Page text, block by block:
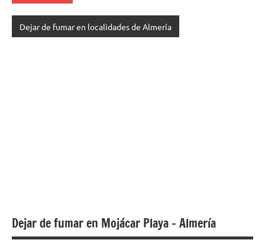
Dejar de fumar en localidades de Almería
Dejar de fumar en Mojácar Playa – Almería